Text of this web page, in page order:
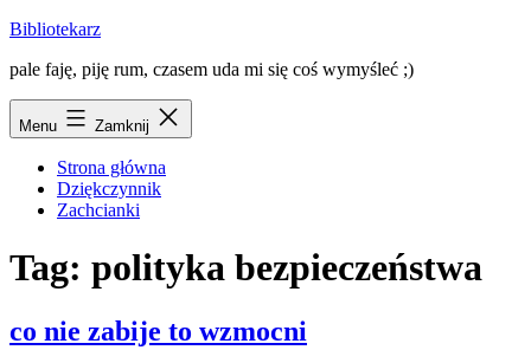
Przejdź
treści
Bibliotekarz
pale faję, piję rum, czasem uda mi się coś wymyśleć ;)
Menu Zamknij
Strona główna
Dziękczynnik
Zachcianki
Tag: polityka bezpieczeństwa
co nie zabije to wzmocni